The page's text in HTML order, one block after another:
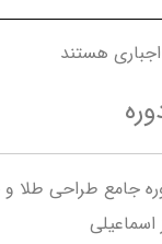
هستند
جامع طراحی طلا